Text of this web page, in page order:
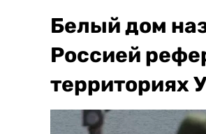
Белый дом
Россией
территориях